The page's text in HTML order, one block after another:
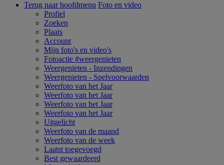
Terug naar hoofdmenu Foto en video
Profiel
Zoeken
Plaats
Account
Mijn foto's en video's
Fotoactie #weergenieten
Weergenieten - Inzendingen
Weergenieten - Spelvoorwaarden
Weerfoto van het Jaar
Weerfoto van het Jaar
Weerfoto van het Jaar
Weerfoto van het Jaar
Uitgelicht
Weerfoto van de maand
Weerfoto van de week
Laatst toegevoegd
Best gewaardeerd